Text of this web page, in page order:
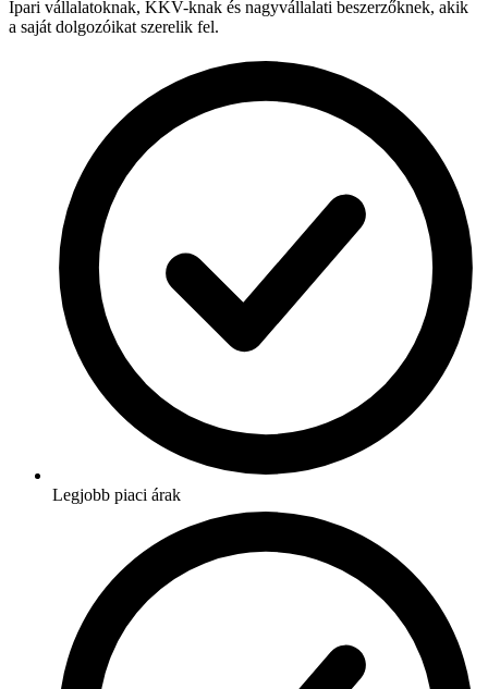
Ipari vállalatoknak, KKV-knak és nagyvállalati beszerzőknek, akik
a saját dolgozóikat szerelik fel.
Legjobb piaci árak